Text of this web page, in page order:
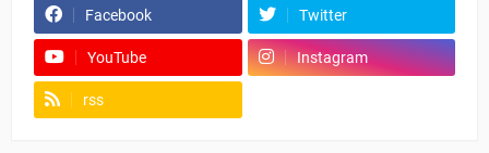
Facebook Twitter
YouTube Instagram
rss